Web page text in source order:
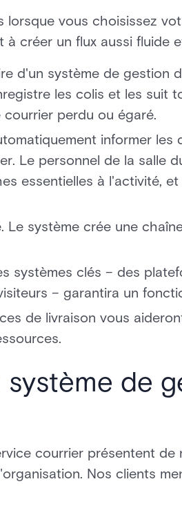
lorsque vous choisissez
créer un flux aussi fluide
d'un système de gestion
les colis et les suit
perdu ou égaré.
informer les
Le personnel de la salle
essentielles à l'activité,
Le système crée une
systèmes clés – des
– garantira un
de livraison vous
de
courrier présentent
Nos clients